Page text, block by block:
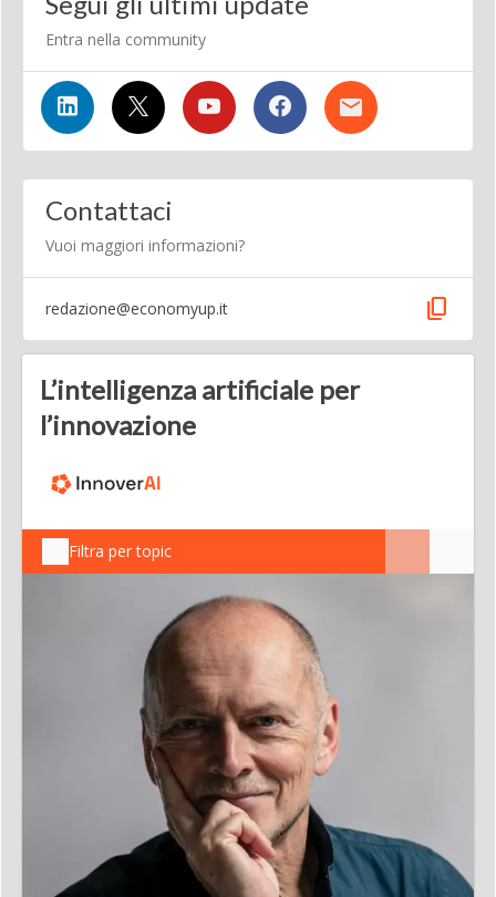
Entra nella community
Contattaci
Vuoi maggiori informazioni?
redazione@economyup.it content_copy
L’intelligenza artificiale per
l’innovazione
Filtra per topic